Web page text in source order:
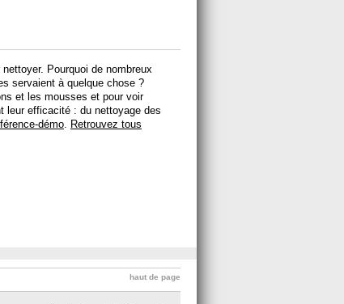
Pourquoi de nombreux
servaient à quelque chose ?
et les mousses et pour voir
leur efficacité : du nettoyage des
démo. Retrouvez tous
haut de page